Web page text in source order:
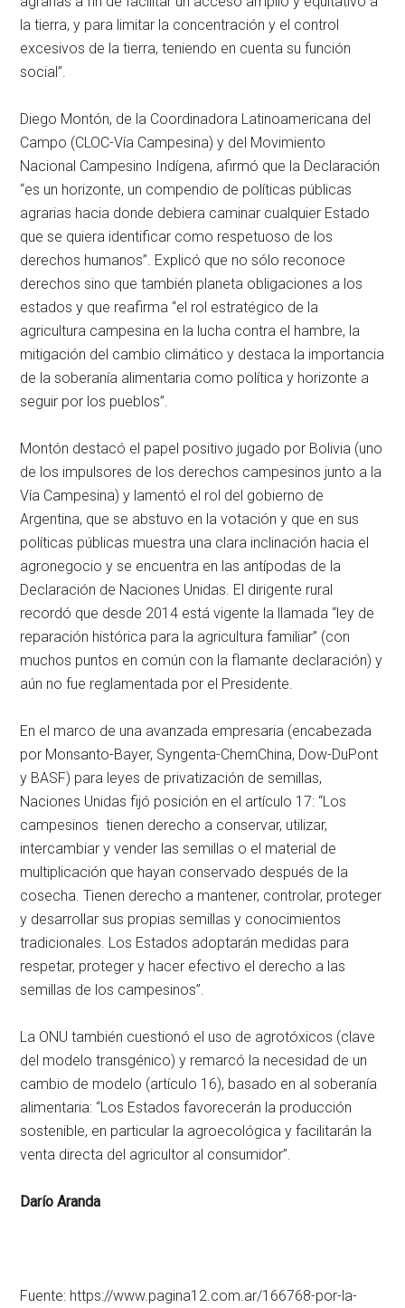
la tierra, y para limitar la concentración y el control
excesivos de la tierra, teniendo en cuenta su función
social”.
Diego Montón, de la Coordinadora Latinoamericana del
Campo (CLOC-Vía Campesina) y del Movimiento
Nacional Campesino Indígena, afirmó que la Declaración
“es un horizonte, un compendio de políticas públicas
agrarias hacia donde debiera caminar cualquier Estado
que se quiera identificar como respetuoso de los
derechos humanos”. Explicó que no sólo reconoce
derechos sino que también planeta obligaciones a los
estados y que reafirma “el rol estratégico de la
agricultura campesina en la lucha contra el hambre, la
mitigación del cambio climático y destaca la importancia
de la soberanía alimentaria como política y horizonte a
seguir por los pueblos”.
Montón destacó el papel positivo jugado por Bolivia (uno
de los impulsores de los derechos campesinos junto a la
Vía Campesina) y lamentó el rol del gobierno de
Argentina, que se abstuvo en la votación y que en sus
políticas públicas muestra una clara inclinación hacia el
agronegocio y se encuentra en las antípodas de la
Declaración de Naciones Unidas. El dirigente rural
recordó que desde 2014 está vigente la llamada “ley de
reparación histórica para la agricultura familiar” (con
muchos puntos en común con la flamante declaración) y
aún no fue reglamentada por el Presidente.
En el marco de una avanzada empresaria (encabezada
por Monsanto-Bayer, Syngenta-ChemChina, Dow-DuPont
y BASF) para leyes de privatización de semillas,
Naciones Unidas fijó posición en el artículo 17: “Los
campesinos tienen derecho a conservar, utilizar,
intercambiar y vender las semillas o el material de
multiplicación que hayan conservado después de la
cosecha. Tienen derecho a mantener, controlar, proteger
y desarrollar sus propias semillas y conocimientos
tradicionales. Los Estados adoptarán medidas para
respetar, proteger y hacer efectivo el derecho a las
semillas de los campesinos”.
La ONU también cuestionó el uso de agrotóxicos (clave
del modelo transgénico) y remarcó la necesidad de un
cambio de modelo (artículo 16), basado en al soberanía
alimentaria: “Los Estados favorecerán la producción
sostenible, en particular la agroecológica y facilitarán la
venta directa del agricultor al consumidor”.
Darío Aranda
Fuente: https://www.pagina12.com.ar/166768-por-la-